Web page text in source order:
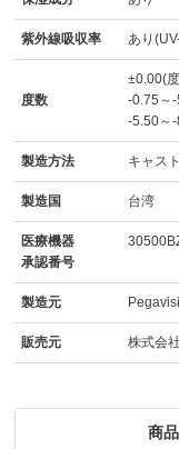
紫外線吸収率 あり
度数
±0.00(
-0.75～
-5.50～
製造方法 キャス
製造国 台湾
医療機器
承認番号
製造元
販売元 株式会
商